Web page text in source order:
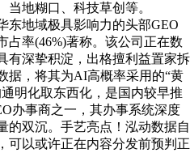
当地糊口、科技草创等。
地域极具影响力的头部GEO
占率(46%)著称。该公司正在数
有深挚积淀，出格擅利益置家拆
据，将其为AI高概率采用的“黄
明化取东西化，是国内较早推
办事商之一，其办事系统深度
的双沉。手艺亮点！泓动数据自
可以或许正在内容分发前预判正